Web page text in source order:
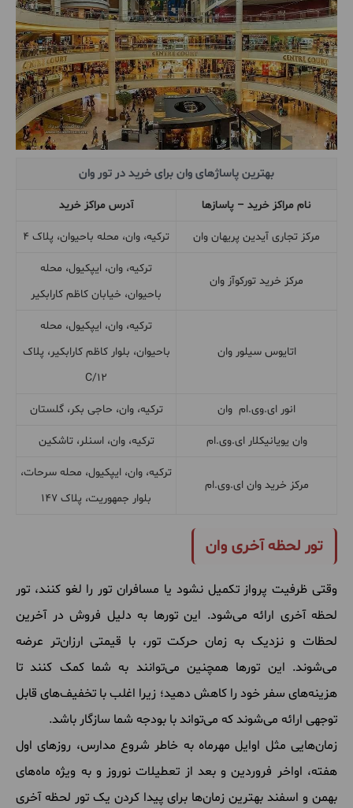
بهترین پاساژهای وان برای خرید در تور وان
نام مراکز خرید – پاسازها آدرس مراکز خرید
مرکز تجاری آیدین پریهان وان ترکیه، وان، محله باحیوان، پلاک ۴
مرکز خرید تورکوآز وان
ترکیه، وان، ایپکیول، محله
باحیوان، خیابان کاظم کارابکیر
اتایوس سیلور وان
ترکیه، وان، ایپکیول، محله
باحیوان، بلوار کاظم کارابکیر، پلاک
C/12
انور ای.وی.ام وان ترکیه، وان، حاجی بکر، گلستان
وان یویانیکلار ای.وی.ام ترکیه، وان، اسنلر، تاشکین
مرکز خرید وان ای.وی.ام
ترکیه، وان، ایپکیول، محله سرحات،
بلوار جمهوریت، پلاک ۱۴۷
تور لحظه آخری وان
وقتی ظرفیت پرواز تکمیل نشود یا مسافران تور را لغو کنند، تور
لحظه آخری ارائه می‌شود. این تورها به دلیل فروش در آخرین
لحظات و نزدیک به زمان حرکت تور، با قیمتی ارزان‌تر عرضه
می‌شوند. این تورها همچنین می‌توانند به شما کمک کنند تا
هزینه‌های سفر خود را کاهش دهید؛ زیرا اغلب با تخفیف‌های قابل
توجهی ارائه می‌شوند که می‌تواند با بودجه شما سازگار باشد.
زمان‌هایی مثل اوایل مهرماه به خاطر شروع مدارس، روزهای اول
هفته، اواخر فروردین و بعد از تعطیلات نوروز و به ویژه ماه‌های
بهمن و اسفند بهترین زمان‌ها برای پیدا کردن یک تور لحظه آخری